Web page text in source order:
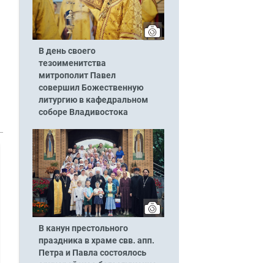
В день своего
тезоименитства
митрополит Павел
совершил Божественную
литургию в кафедральном
соборе Владивостока
В канун престольного
праздника в храме свв. апп.
Петра и Павла состоялось